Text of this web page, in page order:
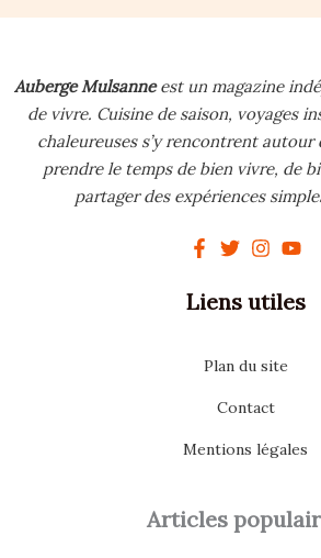
Auberge Mulsanneest un magazine
de vivre. Cuisine de saison, voyages
chaleureuses s’y rencontrent autour
prendre le temps de bien vivre, de
partager des expériences
Liens utiles
Plan du site
Contact
Mentions légales
Articles